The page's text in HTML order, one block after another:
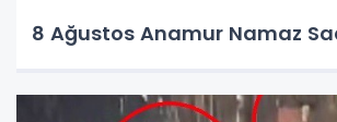
8 Ağustos Anamur Namaz